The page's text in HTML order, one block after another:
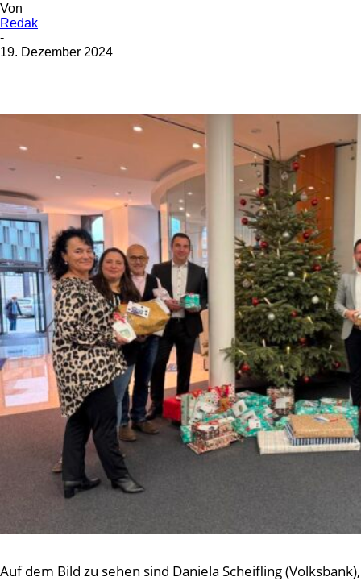
Von
Redak
-
19. Dezember 2024
Auf dem Bild zu sehen sind Daniela Scheifling (Volksbank),